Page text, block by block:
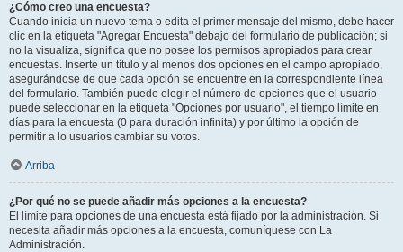
¿Cómo creo una encuesta?
Cuando inicia un nuevo tema o edita el primer mensaje del mismo, debe hacer
clic en la etiqueta "Agregar Encuesta" debajo del formulario de publicación; si
no la visualiza, significa que no posee los permisos apropiados para crear
encuestas. Inserte un título y al menos dos opciones en el campo apropiado,
asegurándose de que cada opción se encuentre en la correspondiente línea
del formulario. También puede elegir el número de opciones que el usuario
puede seleccionar en la etiqueta "Opciones por usuario", el tiempo límite en
días para la encuesta (0 para duración infinita) y por último la opción de
permitir a lo usuarios cambiar su votos.
Arriba
¿Por qué no se puede añadir más opciones a la encuesta?
El límite para opciones de una encuesta está fijado por la administración. Si
necesita añadir más opciones a la encuesta, comuníquese con La
Administración.